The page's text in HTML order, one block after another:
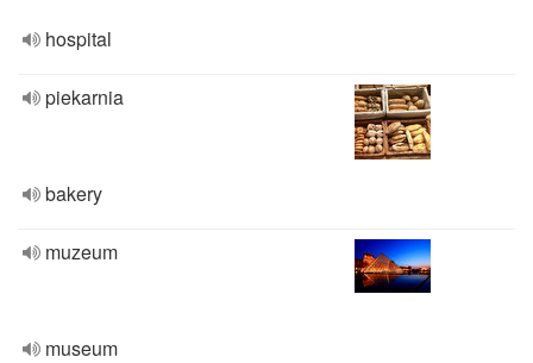
hospital
piekarnia
bakery
muzeum
museum